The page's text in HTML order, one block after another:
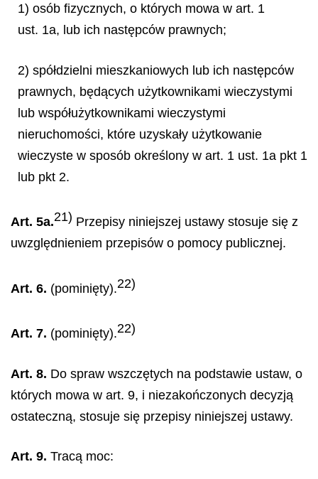
1) osób fizycznych, o których mowa w art. 1
ust. 1a, lub ich następców prawnych;
2) spółdzielni mieszkaniowych lub ich następców
prawnych, będących użytkownikami wieczystymi
lub współużytkownikami wieczystymi
nieruchomości, które uzyskały użytkowanie
wieczyste w sposób określony w art. 1 ust. 1a pkt 1
lub pkt 2.
Art. 5a.21) Przepisy niniejszej ustawy stosuje się z
uwzględnieniem przepisów o pomocy publicznej.
Art. 6. (pominięty).22)
Art. 7. (pominięty).22)
Art. 8. Do spraw wszczętych na podstawie ustaw, o
których mowa w art. 9, i niezakończonych decyzją
ostateczną, stosuje się przepisy niniejszej ustawy.
Art. 9. Tracą moc: